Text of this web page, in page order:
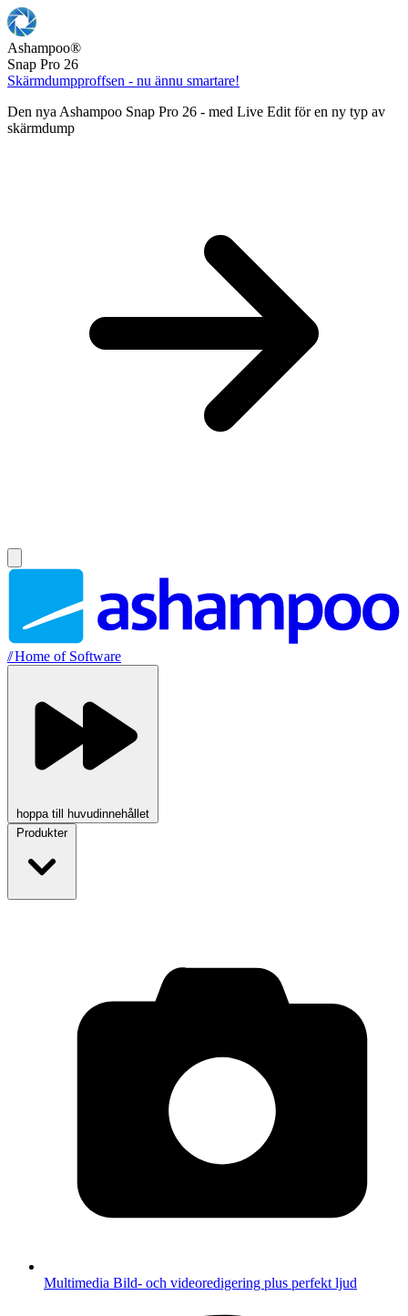
Ashampoo®
Snap Pro 26
Skärmdumpproffsen - nu ännu smartare!
Den nya Ashampoo Snap Pro 26 - med Live Edit för en ny typ av
skärmdump
//Home of Software
hoppa till huvudinnehållet
Produkter
Multimedia Bild- och videoredigering plus perfekt ljud